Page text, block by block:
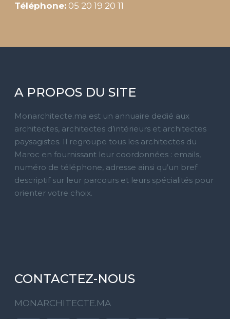
Téléphone: 05 20 19 20 11
A PROPOS DU SITE
Monarchitecte.ma est un annuaire dedié aux
architectes, architectes d’intérieurs et architectes
paysagistes. Il regroupe tous les architectes du
Maroc en fournissant leur coordonnées : emails,
numéro de téléphone, adresse ainsi qu’un bref
descriptif sur leur parcours et leurs spécialités pour
orienter votre choix.
CONTACTEZ-NOUS
MONARCHITECTE.MA